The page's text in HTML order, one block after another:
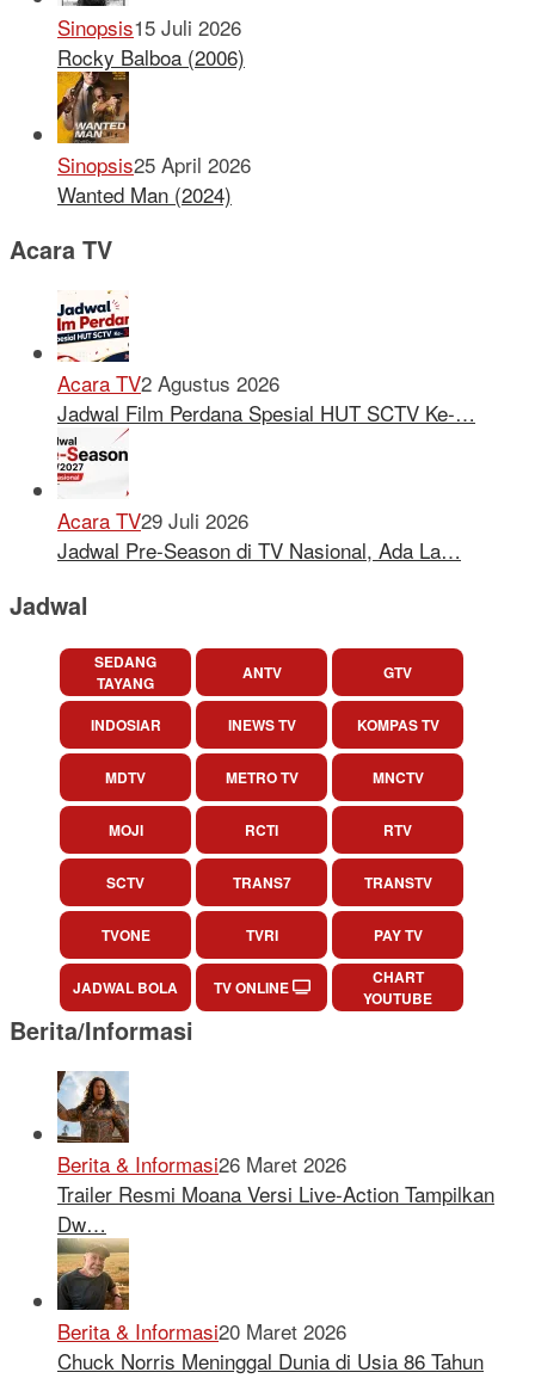
Sinopsis15 Juli 2026
Rocky Balboa (2006)
Sinopsis25 April 2026
Wanted Man (2024)
Acara TV
Acara TV2 Agustus 2026
Jadwal Film Perdana Spesial HUT SCTV Ke-…
Acara TV29 Juli 2026
Jadwal Pre-Season di TV Nasional, Ada La…
Jadwal
SEDANG
TAYANG
ANTV GTV
INDOSIAR INEWS TV KOMPAS TV
MDTV METRO TV MNCTV
MOJI RCTI RTV
SCTV TRANS7 TRANSTV
TVONE TVRI PAY TV
JADWAL BOLA TV ONLINE
CHART
YOUTUBE
Berita/Informasi
Berita & Informasi26 Maret 2026
Trailer Resmi Moana Versi Live-Action Tampilkan
Dw…
Berita & Informasi20 Maret 2026
Chuck Norris Meninggal Dunia di Usia 86 Tahun